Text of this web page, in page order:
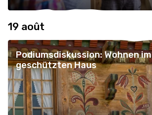
19 août
Podiumsdiskussion: Wohnen im
geschützten Haus